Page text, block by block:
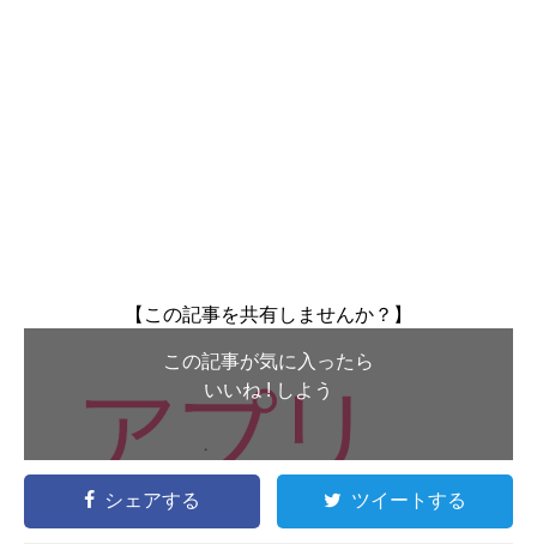
【この記事を共有しませんか？】
この記事が気に入ったら
いいね ! しよう
シェアする ツイートする